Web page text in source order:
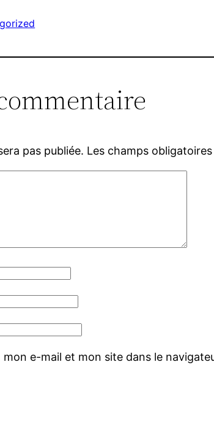
pas publiée. Les champs
e-mail et mon site dans le